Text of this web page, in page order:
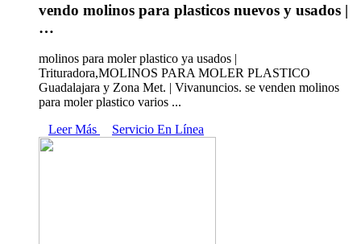
vendo molinos para plasticos nuevos y usados |
…
molinos para moler plastico ya usados |
Trituradora,MOLINOS PARA MOLER PLASTICO
Guadalajara y Zona Met. | Vivanuncios. se venden molinos
para moler plastico varios ...
Leer Más
Servicio En Línea